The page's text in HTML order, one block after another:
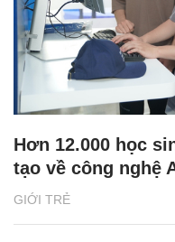
GIỚI TRẺ
Hơn 12.000 học
tạo về công nghệ